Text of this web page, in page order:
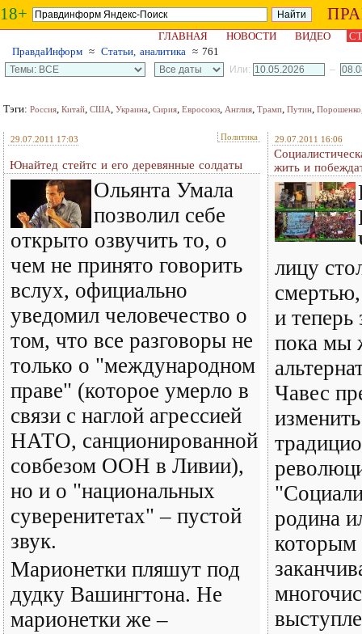
18+
ГЛАВНАЯ НОВОСТИ ВИДЕО
ПравдаИнформ ≈ Статьи, аналитика ≈ 761
Или: –
Тэги: Россия, Китай, США, Украина, Сирия, Евросоюз, Англия, Трамп, Путин, Порошенко
29.07.2011 17:03 Политика
Юнайтед стейтс и его деревянные солдаты
Ольянта Умала
позволил себе
открыто озвучить то, о
чем не принято говорить
вслух, официально
уведомил человечество о
том, что все разговоры не
только о "международном
праве" (которое умерло в
связи с наглой агрессией
НАТО, санционированной
совбезом ООН в Ливии),
но и о "национальных
суверенитетах" – пустой
звук.
Марионетки пляшут под
дудку Вашингтона. Не
марионетки же –
29.07.2011 16:06
жить и
лицу
и теперь
пока мы
Чавес
родина